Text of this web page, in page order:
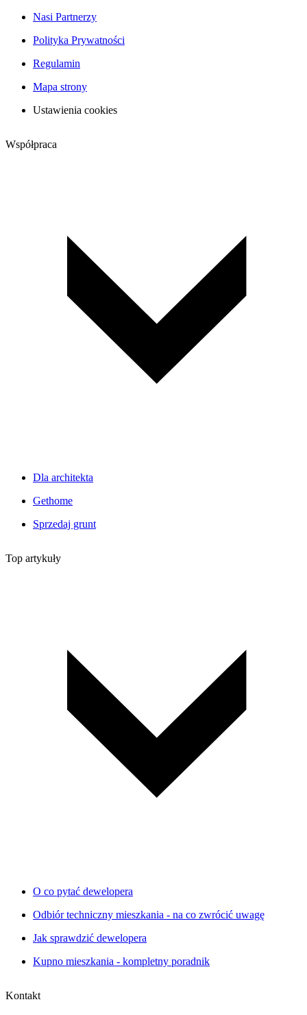
Nasi Partnerzy
Polityka Prywatności
Regulamin
Mapa strony
Ustawienia cookies
Współpraca
Dla architekta
Gethome
Sprzedaj grunt
Top artykuły
O co pytać dewelopera
Odbiór techniczny mieszkania - na co zwrócić uwagę
Jak sprawdzić dewelopera
Kupno mieszkania - kompletny poradnik
Kontakt